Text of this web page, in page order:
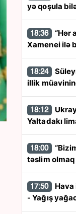
yə qoşula
18:36
Xamenei ilə
18:24
illik
18:12
Yaltadakı
18:00
təslim olmaq
17:50
- Yağış